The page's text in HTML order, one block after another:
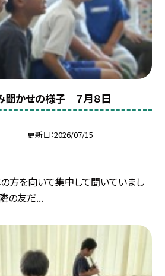
聞かせの様子 ７月８日
更新日 2026/07/15
方を向いて集中して聞いていまし
の友だ...